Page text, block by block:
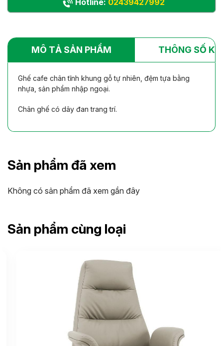
Hotline: 02439427992
MÔ TẢ SẢN PHẨM THÔNG SỐ
Ghế cafe chân tĩnh khung gỗ tự nhiên, đệm tựa bằng
nhựa, sản phẩm nhập ngoại.
Chân ghế có dây đan trang trí.
Sản phẩm đã xem
Không có sản phẩm đã xem gần đây
Sản phẩm cùng loại